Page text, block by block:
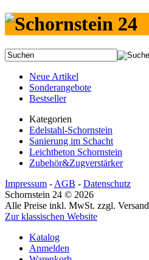
Neue Artikel
Sonderangebote
Bestseller
Kategorien
Edelstahl-Schornstein
Sanierung im Schacht
Leichtbeton Schornstein
Zubehör&Zugverstärker
Impressum - AGB - Datenschutz
Schornstein 24 © 2026
Alle Preise inkl. MwSt. zzgl. Versand
Zur klassischen Website
Katalog
Anmelden